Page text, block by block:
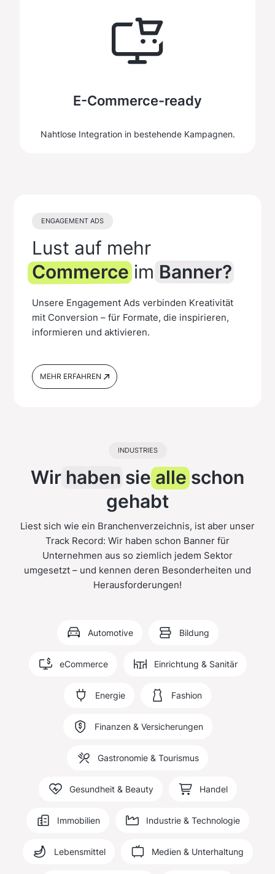
E-Commerce-ready
Nahtlose Integration in bestehende Kampagnen.
ENGAGEMENT ADS
Lust auf mehr
Commerceim Banner?
Unsere Engagement Ads verbinden Kreativität
mit Conversion – für Formate, die inspirieren,
informieren und aktivieren.
MEHR ERFAHREN
INDUSTRIES
Wir haben siealleschon
gehabt
Liest sich wie ein Branchenverzeichnis, ist aber unser
Track Record: Wir haben schon Banner für
Unternehmen aus so ziemlich jedem Sektor
umgesetzt – und kennen deren Besonderheiten und
Herausforderungen!
Automotive Bildung
eCommerce Einrichtung & Sanitär
Energie Fashion
Finanzen & Versicherungen
Gastronomie & Tourismus
Gesundheit & Beauty Handel
Immobilien Industrie & Technologie
Lebensmittel Medien & Unterhaltung